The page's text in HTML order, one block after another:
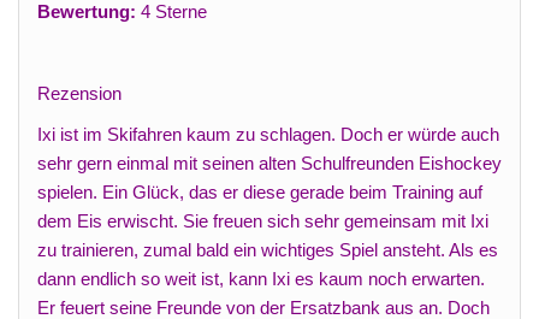
Bewertung: 4 Sterne
Rezension
Ixi ist im Skifahren kaum zu schlagen. Doch er würde auch
sehr gern einmal mit seinen alten Schulfreunden Eishockey
spielen. Ein Glück, das er diese gerade beim Training auf
dem Eis erwischt. Sie freuen sich sehr gemeinsam mit Ixi
zu trainieren, zumal bald ein wichtiges Spiel ansteht. Als es
dann endlich so weit ist, kann Ixi es kaum noch erwarten.
Er feuert seine Freunde von der Ersatzbank aus an. Doch